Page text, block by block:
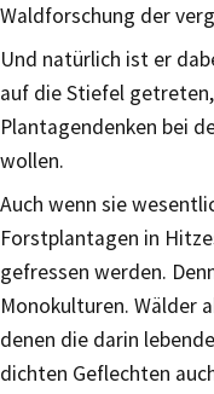
Waldforschung der
Und natürlich ist er
auf die Stiefel
Plantagendenken bei
wollen.
Auch wenn sie
Forstplantagen in
gefressen werden.
Monokulturen. Wälder
denen die darin
dichten Geflechten